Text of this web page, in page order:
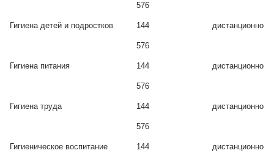
576
Гигиена детей и подростков 144 дистанционно
576
Гигиена питания 144 дистанционно
576
Гигиена труда 144 дистанционно
576
Гигиеническое воспитание 144 дистанционно